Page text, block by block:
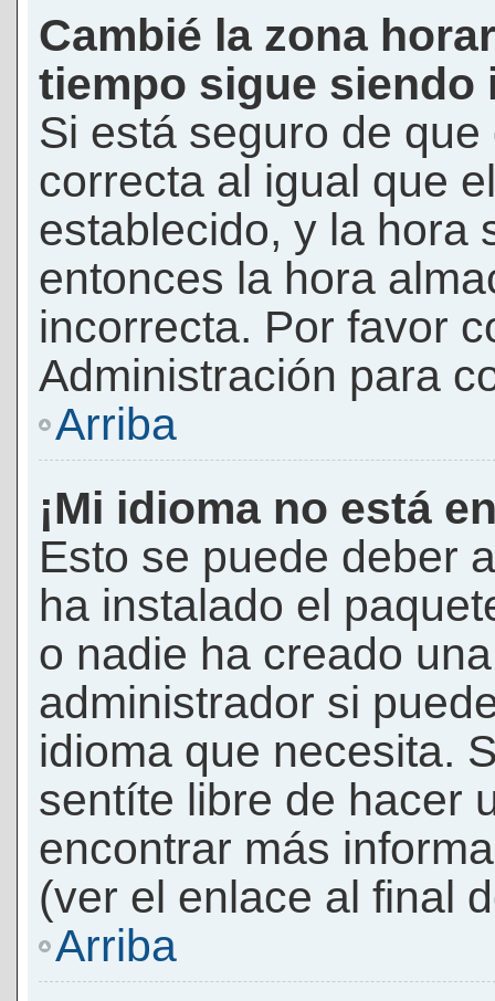
Cambié la zona
tiempo sigue siendo
Si está seguro de
correcta al igual que
establecido, y la hora
entonces la hora
incorrecta. Por favor
Administración para
Arriba
¡Mi idioma no está
Esto se puede deber
ha instalado el
o nadie ha creado
administrador si
idioma que necesita.
sentíte libre de hacer
encontrar más
(ver el enlace al final
Arriba